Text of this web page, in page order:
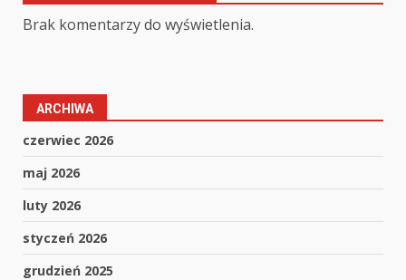
Brak komentarzy do wyświetlenia.
ARCHIWA
czerwiec 2026
maj 2026
luty 2026
styczeń 2026
grudzień 2025